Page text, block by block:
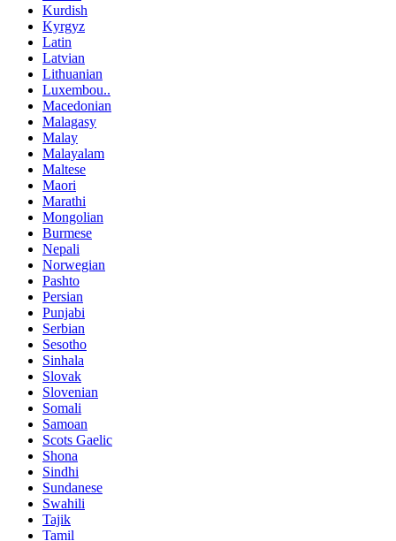
Kurdish
Kyrgyz
Latin
Latvian
Lithuanian
Luxembou..
Macedonian
Malagasy
Malay
Malayalam
Maltese
Maori
Marathi
Mongolian
Burmese
Nepali
Norwegian
Pashto
Persian
Punjabi
Serbian
Sesotho
Sinhala
Slovak
Slovenian
Somali
Samoan
Scots Gaelic
Shona
Sindhi
Sundanese
Swahili
Tajik
Tamil